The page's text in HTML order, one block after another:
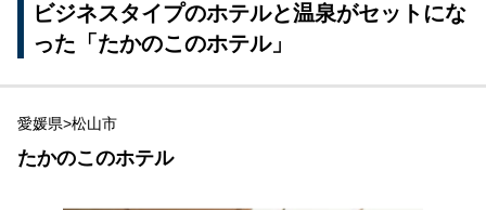
ビジネスタイプのホテルと温泉がセットにな
った「たかのこのホテル」
愛媛県>松山市
たかのこのホテル